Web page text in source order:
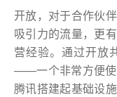
开放，对于合作伙
吸引力的流量，更
营经验。通过开放
——一个非常方便使
腾讯搭建起基础设